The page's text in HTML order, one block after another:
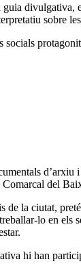
sobre
del
la ciutat,
lo en
hi han